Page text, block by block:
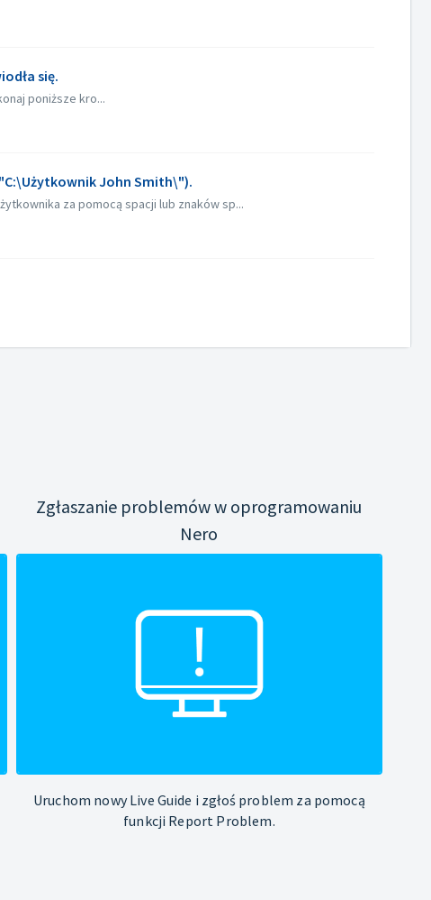
się.
poniższe kro...
John Smith\").
za pomocą spacji lub znaków sp...
Zgłaszanie problemów w oprogramowaniu
Nero
Uruchom nowy Live Guide i zgłoś problem za pomocą
funkcji Report Problem.